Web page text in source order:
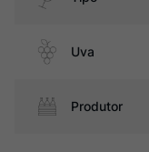
Uva
Produtor